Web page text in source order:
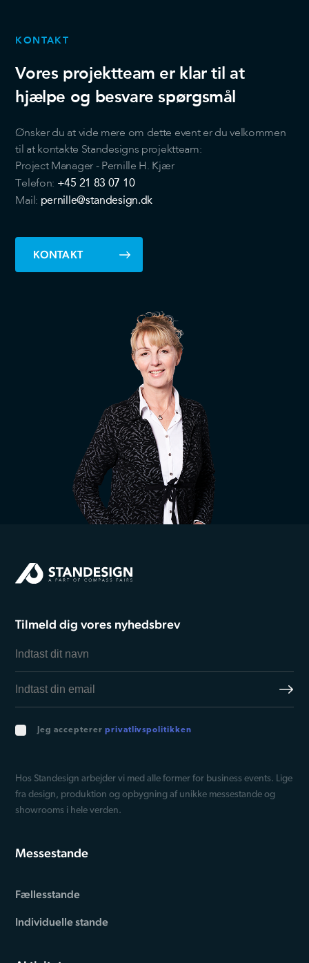
KONTAKT
Vores projektteam er klar til at
hjælpe og besvare spørgsmål
Ønsker du at vide mere om dette event er du velkommen
til at kontakte Standesigns projektteam:
Project Manager - Pernille H. Kjær
Telefon: +45 21 83 07 10
Mail: pernille@standesign.dk
KONTAKT
Tilmeld dig vores nyhedsbrev
Jeg accepterer privatlivspolitikken
Hos Standesign arbejder vi med alle former for business events. Lige
fra design, produktion og opbygning af unikke messestande og
showrooms i hele verden.
Messestande
Fællesstande
Individuelle stande